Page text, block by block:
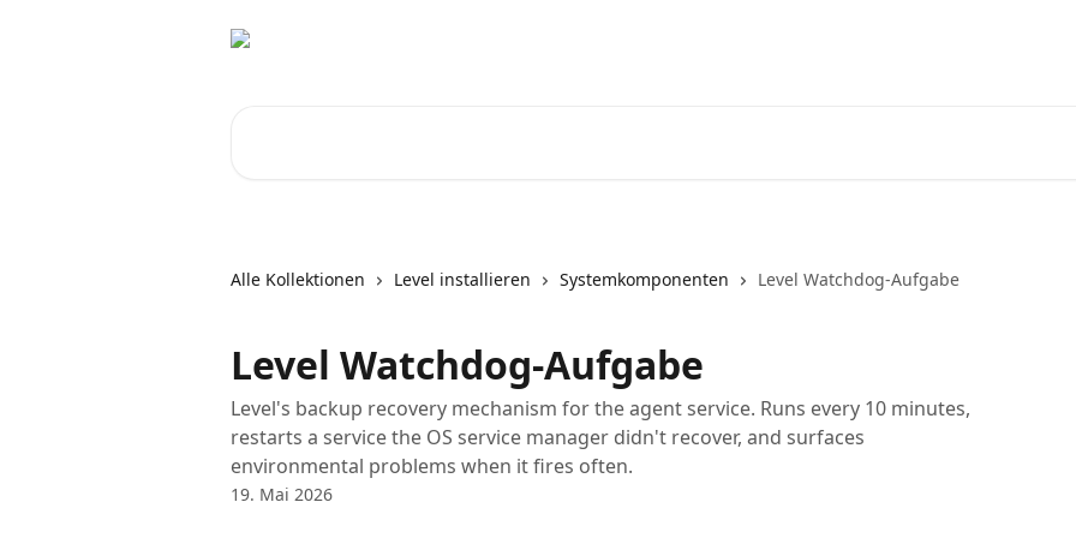
Alle Kollektionen Level installieren Systemkomponenten Level Watchdog-Aufgabe
Level Watchdog-Aufgabe
Level's backup recovery mechanism for the agent service. Runs every 10 minutes,
restarts a service the OS service manager didn't recover, and surfaces
environmental problems when it fires often.
19. Mai 2026